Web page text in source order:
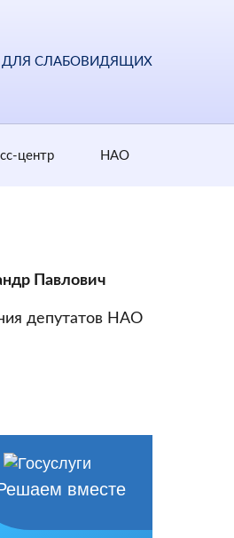
ДЛЯ СЛАБОВИДЯЩИХ
центр НАО
Павлович
депутатов НАО
вместе